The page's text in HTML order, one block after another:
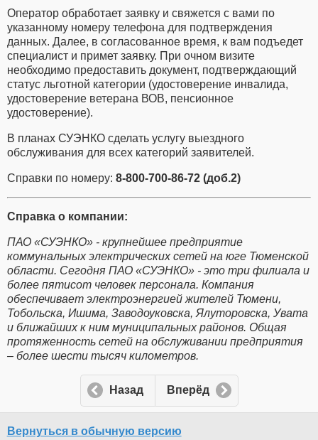
Оператор обработает заявку и свяжется с вами по
указанному номеру телефона для подтверждения
данных. Далее, в согласованное время, к вам подъедет
специалист и примет заявку. При очном визите
необходимо предоставить документ, подтверждающий
статус льготной категории (удостоверение инвалида,
удостоверение ветерана ВОВ, пенсионное
удостоверение).
В планах СУЭНКО сделать услугу выездного
обслуживания для всех категорий заявителей.
Справки по номеру: 8-800-700-86-72 (доб.2)
Справка о компании:
ПАО «СУЭНКО» - крупнейшее предприятие
коммунальных электрических сетей на юге Тюменской
области. Сегодня ПАО «СУЭНКО» - это три филиала и
более пятисот человек персонала. Компания
обеспечивает электроэнергией жителей Тюмени,
Тобольска, Ишима, Заводоуковска, Ялуторовска, Увата
и ближайших к ним муниципальных районов. Общая
протяженность сетей на обслуживании предприятия
– более шести тысяч километров.
Назад Вперёд
Вернуться в обычную версию